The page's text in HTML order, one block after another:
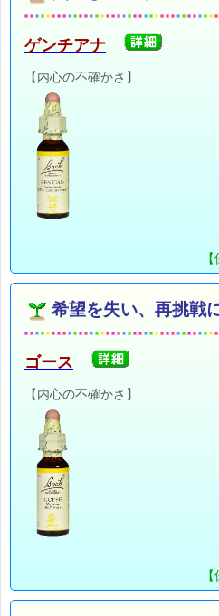
ゲンチアナ
【内心の不確かさ】
希望を失い、再挑戦
ゴース
【内心の不確かさ】